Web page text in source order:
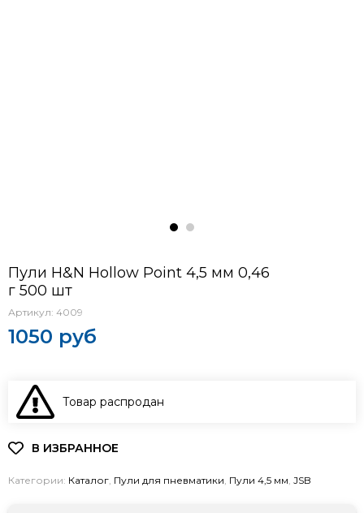
Пули H&N Hollow Point 4,5 мм 0,46
г 500 шт
Артикул: 4009
1050 руб
Товар распродан
Категории: Каталог, Пули для пневматики, Пули 4,5 мм, JSB